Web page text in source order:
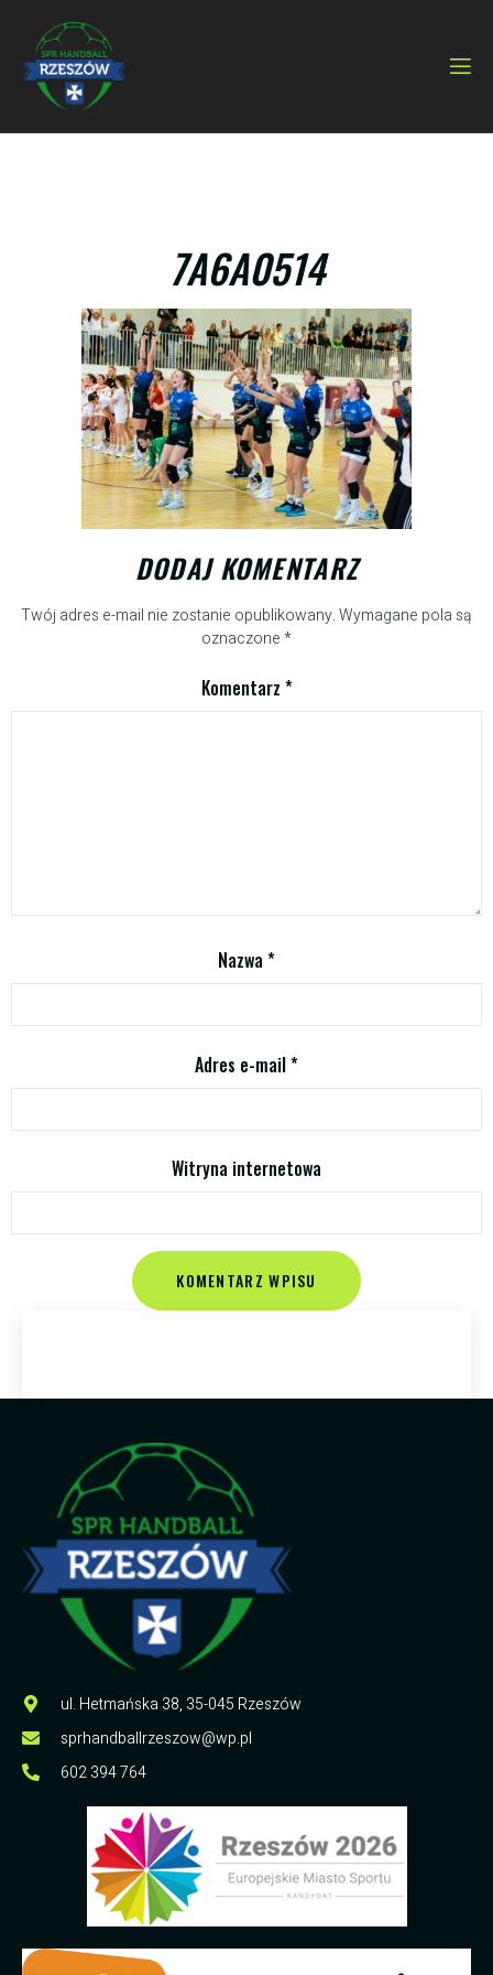
7A6A0514
DODAJ KOMENTARZ
Twój adres e-mail nie zostanie opublikowany.Wymagane pola są
oznaczone*
Komentarz *
Nazwa *
Adres e-mail*
Witryna internetowa
ul. Hetmańska 38, 35-045 Rzeszów
sprhandballrzeszow@wp.pl
602 394 764